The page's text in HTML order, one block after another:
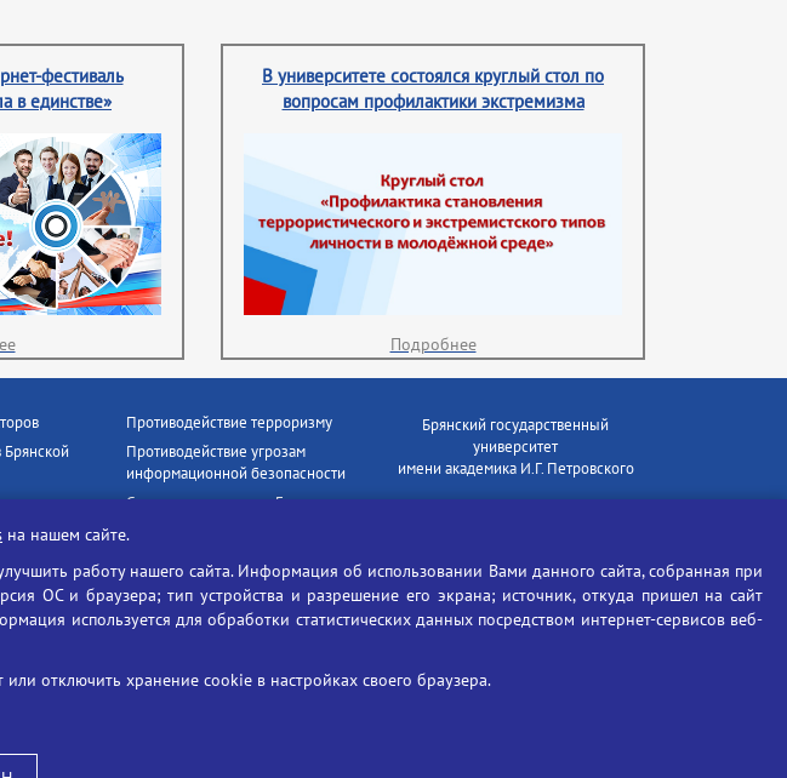
фестиваль
в единстве»
В университете состоялся круглый стол по
вопросам профилактики экстремизма
Подробнее
Брянской
Противодействие терроризму
Противодействие угрозам
информационной безопасности
Социальные ролики - Генеральная
БГУ против наркотиков
Брянский государственный
университет
имени академика И.Г. Петровского
Телефон: +7(4832)58-90-85
на нашем сайте.
работу нашего сайта. Информация об использовании Вами данного сайта, собранная при
ОС и браузера; тип устройства и разрешение его экрана; источник, откуда пришел на сайт
используется для обработки статистических данных посредством интернет-сервисов веб-
отключить хранение cookie в настройках своего браузера.